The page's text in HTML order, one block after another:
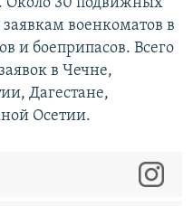
Около 30 подвижных
военкоматов в
и боеприпасов. Всего
в Чечне,
Дагестане,
Осетии.